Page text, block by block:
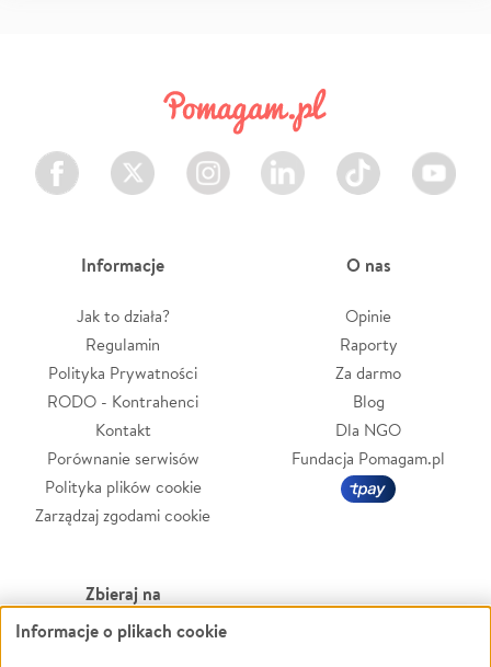
Facebook Twitter Instagram LinkedIn TikTok Youtube
Informacje
Jak to działa?
Regulamin
Polityka Prywatności
RODO - Kontrahenci
Kontakt
Porównanie serwisów
Polityka plików cookie
Zarządzaj zgodami cookie
O nas
Opinie
Raporty
Za darmo
Blog
Dla NGO
Fundacja Pomagam.pl
Zbieraj na
Leczenie
Informacje o plikach cookie